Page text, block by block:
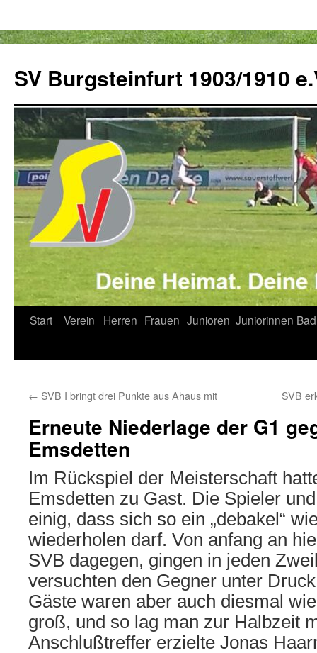
springen
SV Burgsteinfurt 1903/1910
Start Verein Herren Frauen Junioren Juniorinnen
← SVB I bringt drei Punkte aus Ahaus mit SVB
Erneute Niederlage der G1
Emsdetten
Im Rückspiel der Meisterschaft
Emsdetten zu Gast. Die Spieler
einig, dass sich so ein „debakel“
wiederholen darf. Von anfang an
SVB dagegen, gingen in jeden
versuchten den Gegner unter
Gäste waren aber auch diesmal
groß, und so lag man zur Halbzeit
Anschlußtreffer erzielte Jonas